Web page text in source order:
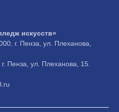
искусств»
г. Пенза, ул. Плеханова,
Пенза, ул. Плеханова, 15.